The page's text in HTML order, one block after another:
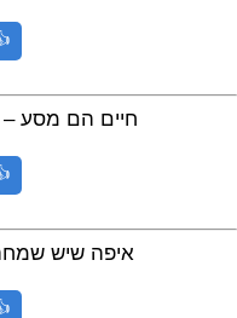
חיים הם מסע –
איפה שיש